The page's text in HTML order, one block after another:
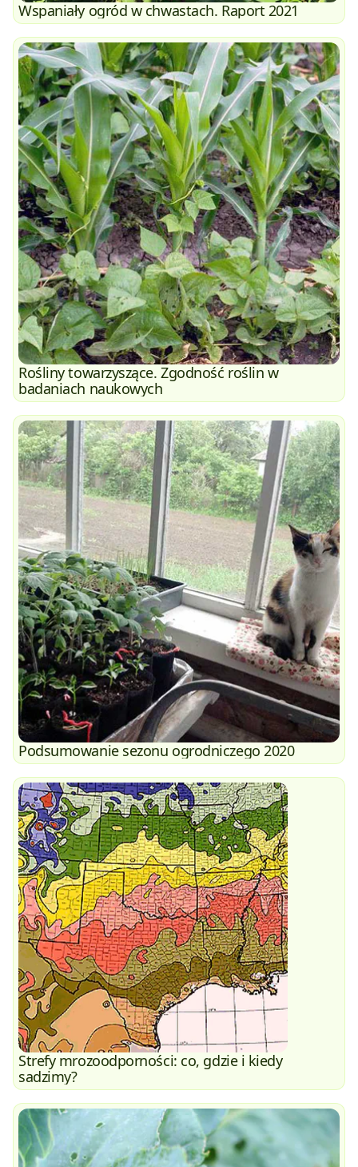
Wspaniały ogród w chwastach. Raport 2021
Rośliny towarzyszące. Zgodność roślin w
badaniach naukowych
Podsumowanie sezonu ogrodniczego 2020
Strefy mrozoodporności: co, gdzie i kiedy
sadzimy?